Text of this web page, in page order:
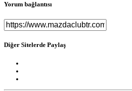
Yorum bağlantısı
Diğer Sitelerde Paylaş